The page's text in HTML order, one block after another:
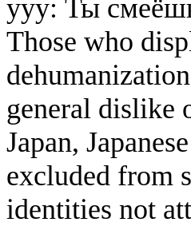
ууу: Ты
Those who
general dislike
Japan,
excluded from
identities not